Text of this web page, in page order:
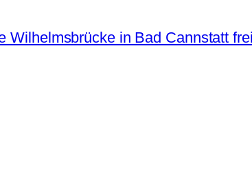
Wilhelmsbrücke in Bad Cannstatt frei